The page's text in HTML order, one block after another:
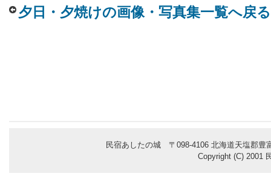
夕日・夕焼けの画像・写真集一覧へ戻る
民宿あしたの城 〒098-4106 北海道天塩郡豊
Copyright (C) 2001